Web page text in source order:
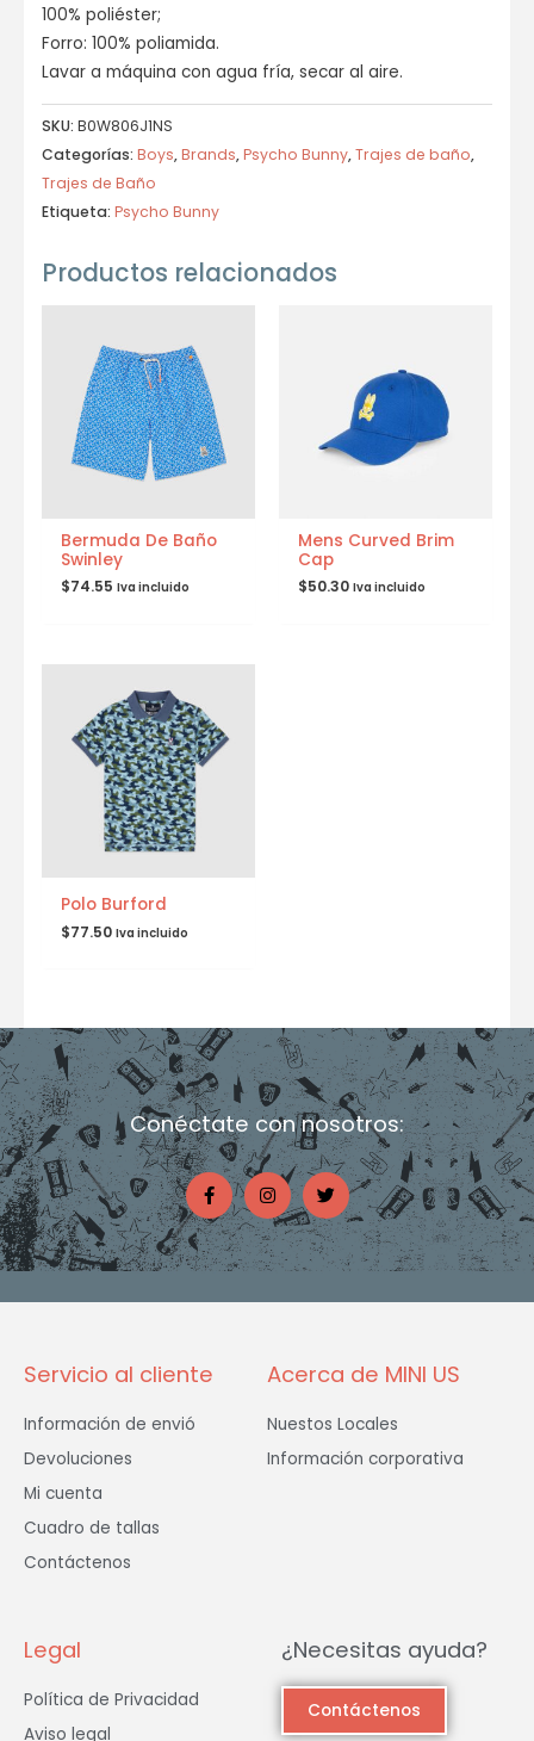
100% poliéster;
Forro: 100% poliamida.
Lavar a máquina con agua fría, secar al aire.
SKU: B0W806J1NS
Categorías: Boys,Brands,Psycho Bunny,Trajes de baño,
Trajes de Baño
Etiqueta: Psycho Bunny
Productos relacionados
Bermuda De Baño
Swinley
$74.55 Iva incluido
Mens Curved Brim
Cap
$50.30 Iva incluido
Polo Burford
$77.50 Iva incluido
Conéctate con nosotros:
F
a
c
e
b
o
o
-
I
n
s
t
a
g
r
m
T
w
i
t
t
e
Servicio al cliente
Información de envió
Devoluciones
Mi cuenta
Cuadro de tallas
Contáctenos
Acerca de MINI US
Nuestos Locales
Información corporativa
Legal
Política de Privacidad
Aviso legal
¿Necesitas ayuda?
Contáctenos